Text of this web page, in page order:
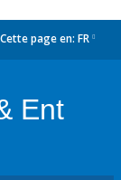
Cette page en: FR
Ent